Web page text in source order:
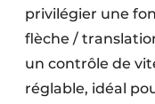
privilégier une
flèche /
un contrôle de
réglable, idéal